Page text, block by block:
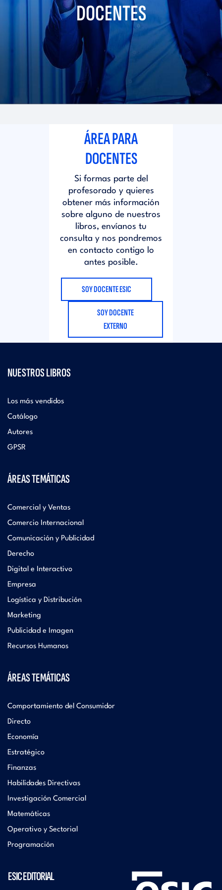
i
o
t
DOCENTES
ÁREA PARA
DOCENTES
Si formas parte del
profesorado y quieres
obtener más información
sobre alguno de nuestros
libros, envíanos tu
consulta y nos pondremos
en contacto contigo lo
antes posible.
SOY DOCENTE ESIC
SOY DOCENTE
EXTERNO
NUESTROS LIBROS
Los más vendidos
Catálogo
Autores
GPSR
ÁREAS TEMÁTICAS
Comercial y Ventas
Comercio Internacional
Comunicación y Publicidad
Derecho
Digital e Interactivo
Empresa
Logística y Distribución
Marketing
Publicidad e Imagen
Recursos Humanos
ÁREAS TEMÁTICAS
Comportamiento del Consumidor
Directo
Economía
Estratégico
Finanzas
Habilidades Directivas
Investigación Comercial
Matemáticas
Operativo y Sectorial
Programación
ESIC EDITORIAL